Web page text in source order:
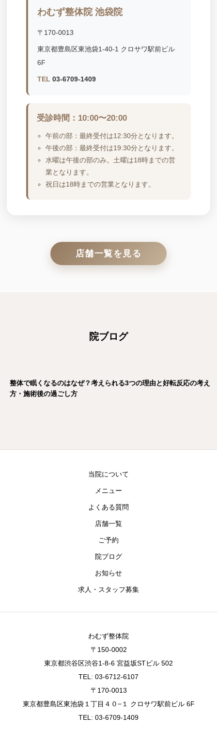
わむず整体院 池袋院
〒170-0013
東京都豊島区東池袋1-40-1 クロサワ駅前ビル
6F
TEL 03-6709-1409
受診時間：10:00〜20:00
午前の部：最終受付は12:30分となります。
午後の部：最終受付は19:30分となります。
水曜は午後の部のみ。土曜は18時までの営
業となります。
祝日は18時までの営業となります。
店舗一覧を見る
院ブログ
当院について
メニュー
よくある質問
店舗一覧
ご予約
院ブログ
お知らせ
求人・スタッフ募集
わむず整体院
〒150-0002
東京都渋谷区渋谷1-8-6 宮益坂STビル 502
TEL: 03-6712-6107
〒170-0013
東京都豊島区東池袋１丁目４０−１ クロサワ駅前ビル 6F
TEL: 03-6709-1409